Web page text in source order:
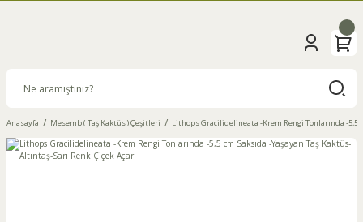
Anasayfa Mesemb ( Taş Kaktüs ) Çeşitleri Lithops Gracilidelineata -Krem Rengi Tonlarında -5,5